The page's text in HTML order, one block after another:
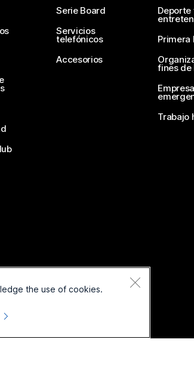
Serie Board
Servicios
telefónicos
Accesorios
Deporte
Primera
fines de
Trabajo
reservados.
the use of cookies.